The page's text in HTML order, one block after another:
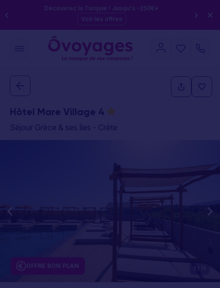
Découvrez la Turquie ! Jusqu'à -250€*
Voir les offres
Hôtel Mare Village 4
Séjour Grèce & ses îles - Crète
OFFRE BON PLAN 1 / 11